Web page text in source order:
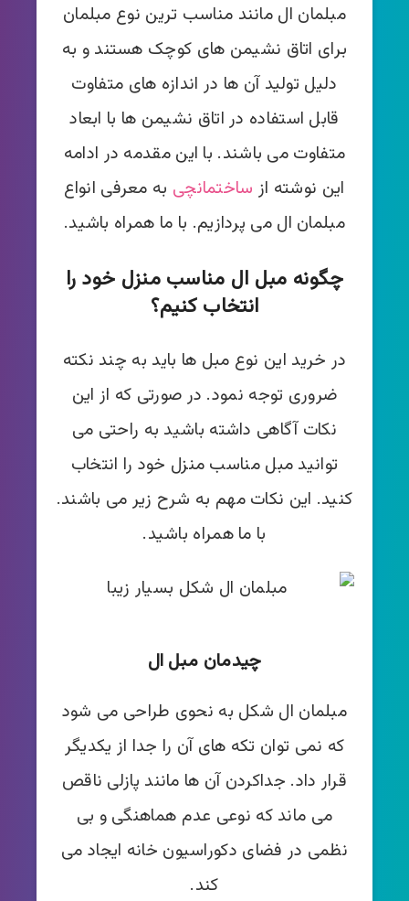
مبلمان ال مانند مناسب ترین نوع مبلمان
برای اتاق نشیمن های کوچک هستند و به
دلیل تولید آن ها در اندازه های متفاوت
قابل استفاده در اتاق نشیمن ها با ابعاد
متفاوت می باشند. با این مقدمه در ادامه
این نوشته از ساختمانچی به معرفی انواع
مبلمان ال می پردازیم. با ما همراه باشید.
چگونه مبل ال مناسب منزل خود را
انتخاب کنیم؟
در خرید این نوع مبل ها باید به چند نکته
ضروری توجه نمود. در صورتی که از این
نکات آگاهی داشته باشید به راحتی می
توانید مبل مناسب منزل خود را انتخاب
کنید. این نکات مهم به شرح زیر می باشند.
با ما همراه باشید.
چیدمان مبل ال
مبلمان ال شکل به نحوی طراحی می شود
که نمی توان تکه های آن را جدا از یکدیگر
قرار داد. جداکردن آن ها مانند پازلی ناقص
می ماند که نوعی عدم هماهنگی و بی
نظمی در فضای دکوراسیون خانه ایجاد می
کند.